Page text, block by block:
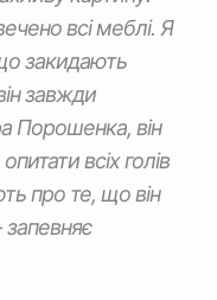
всі меблі. Я
закидають
завжди
Порошенка, він
всіх голів
про те, що він
запевняє